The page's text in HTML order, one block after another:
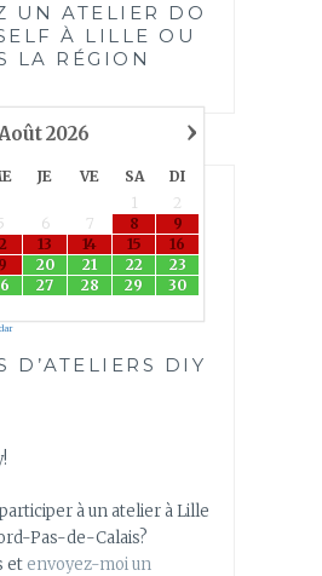
UN ATELIER DO
À LILLE OU
LA RÉGION
›
2026
JE VE SA
DI
1
2
6 7 8
9
13 14 15
16
20 21 22
23
27 28 29
30
D’ATELIERS DIY
à un atelier à Lille
Pas-de-Calais?
et envoyez-moi un